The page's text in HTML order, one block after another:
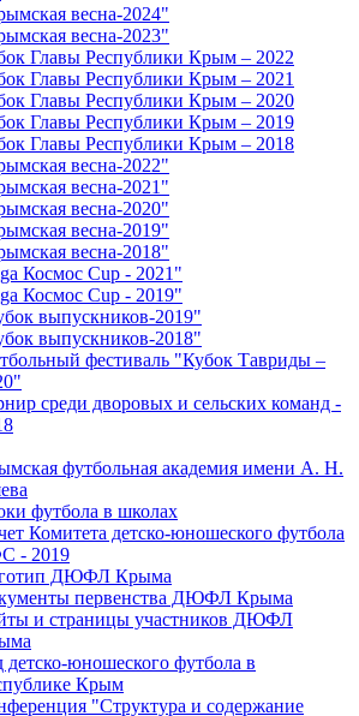
весна-2024"
весна-2023"
Главы Республики Крым – 2022
Главы Республики Крым – 2021
Главы Республики Крым – 2020
Главы Республики Крым – 2019
Главы Республики Крым – 2018
весна-2022"
весна-2021"
весна-2020"
весна-2019"
весна-2018"
Космос Cup - 2021"
Космос Cup - 2019"
выпускников-2019"
выпускников-2018"
фестиваль "Кубок Тавриды –
среди дворовых и сельских команд -
футбольная академия имени А. Н.
футбола в школах
Комитета детско-юношеского футбола
- 2019
ДЮФЛ Крыма
первенства ДЮФЛ Крыма
и страницы участников ДЮФЛ
детско-юношеского футбола в
Крым
"Структура и содержание